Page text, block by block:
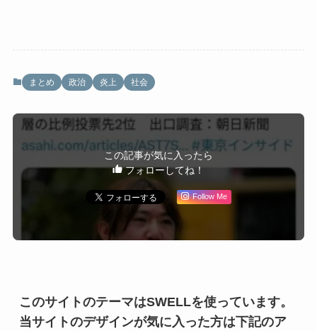
まとめ 政治 炎上 社会
この記事が気に入ったら
フォローしてね！
Follow Me
このサイトのテーマはSWELLを使っています。
当サイトのデザインが気に入った方は下記のア